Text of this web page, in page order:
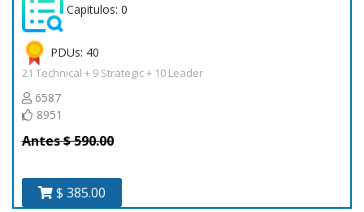
Capitulos: 0
PDUs: 40
21 Technical + 9 Strategic + 10 Leader
6587
8951
Antes $ 590.00
$ 385.00